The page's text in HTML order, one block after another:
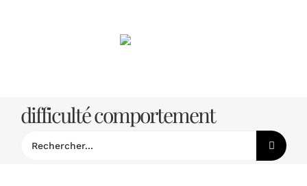
difficulté comportement